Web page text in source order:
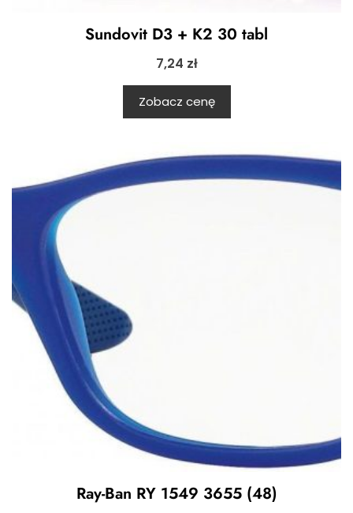
Sundovit D3 + K2 30 tabl
7,24 zł
Zobacz cenę
Ray-Ban RY 1549 3655 (48)